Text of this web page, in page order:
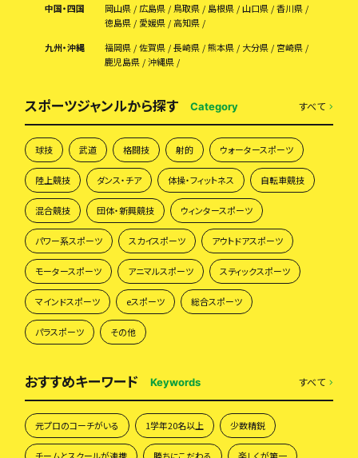
中国・四国
岡山県 広島県 鳥取県 島根県 山口県
香川県
徳島県
愛媛県
高知県
九州・沖縄
福岡県 佐賀県 長崎県 熊本県 大分県
宮崎県
鹿児島県
沖縄県
スポーツジャンルから探す Category すべて
球技 武道 格闘技 射的 ウォータースポーツ
陸上競技 ダンス・チア 体操・フィットネス 自転車競技
混合競技 団体・新興競技 ウィンタースポーツ
パワー系スポーツ スカイスポーツ アウトドアスポーツ
モータースポーツ アニマルスポーツ スティックスポーツ
マインドスポーツ eスポーツ 総合スポーツ
パラスポーツ その他
おすすめキーワード Keywords すべて
元プロのコーチがいる 1学年20名以上 少数精鋭
チームとスクールが連携 勝ちにこだわる 楽しくが第一